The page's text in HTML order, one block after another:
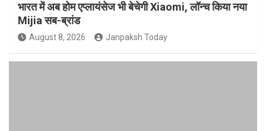
भारत में अब होम एप्लायंसेज भी बेचेगी Xiaomi, लॉन्च किया नया
Mijia सब-ब्रांड
August 8, 2026 Janpaksh Today